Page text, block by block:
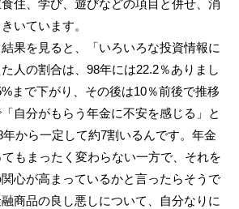
住、学び、遊びなどの項目と併せ、消
いています。
果を見ると、「いろいろな投資情報に
人の割合は、98年には22.2％ありまし
まで下がり、その後は10％前後で推移
自分がもらう年金に不安を感じる」と
から一定して約7割いるんです。年金
もまったく変わらない一方で、それを
心が高まっているかと言ったらそうで
商品の良し悪しについて、自分なりに